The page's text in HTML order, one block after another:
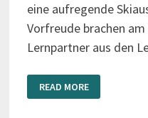
eine aufregende
Vorfreude brachen
Lernpartner aus den
SCHNEESPASS A
M D
IEDAMSKOPF
READ MORE